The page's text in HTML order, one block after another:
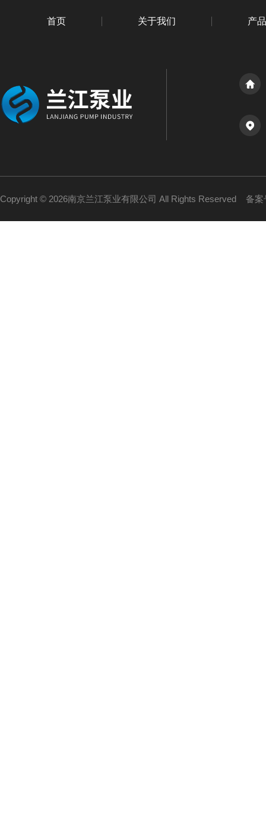
首页 关于我们 产
Copyright © 2026南京兰江泵业有限公司 All Rights Reserved 备案